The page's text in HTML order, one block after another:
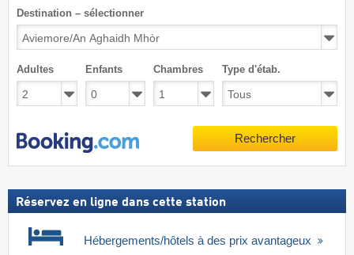
Destination – sélectionner
Adultes Enfants Chambres Type d'étab.
Rechercher
Réservez en ligne dans cette station
Hébergements/hôtels à des prix avantageux